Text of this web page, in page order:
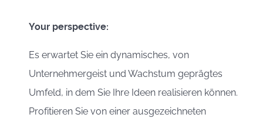
Your perspective:
Es erwartet Sie ein dynamisches, von
Unternehmergeist und Wachstum geprägtes
Umfeld, in dem Sie Ihre Ideen realisieren können.
Profitieren Sie von einer ausgezeichneten